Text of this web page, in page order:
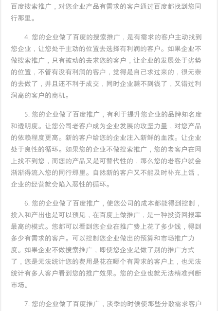
百度搜索推广，对您企业产品有需求的客户通过百度都找到您同
行那里。
4. 您的企业做了百度的搜索推广，是有需求的客户主动找到
您企业，让您处于主动的位置去选择有利润的客户。如果企业不
做搜索推广，只有被动的去求您的客户，让企业的发展处于劣势
的位置，不管有没有利润的客户，觉得是自己求过来的，很无奈
的去做了，并且还不利于成交，同时企业赚不到钱了，又错过利
润高的客户的商机。
5. 您的企业做了百度推广，有利于提升您企业的品牌知名度
和透明度。让您公司老客户成为企业发展的攻坚力量，对您产品
的依赖程度更高。新的客户给您的企业注入新鲜的血液。让企业
处于良性的循环。如果您的企业不做搜索推广，您的老客户在网
上找不到您，而您的产品又是可替代性的，那么您的老客户就会
渐渐得流入您的同行那里。自然新的客户又不能及时补充上话，
企业的经营就会陷入恶性的循环。
6. 您的企业做了百度推广，使您公司的成本都能得到控制，
投入和产出也是可以预见，在百度上做推广，是一种投资回报率
最高的模式。您都可以看到您企业在推广费上花了多少钱，得到
多少有需求的客户。可以控制您企业做出的预算和市场推广力
度。如果企业不做搜索推广，即使您企业是做了别的推广方式
了，您是无法统计您的费用是花在哪个有需求的客户上，也无法
统计有多人客户看到您的推广效果。您的企业也就无法精准判断
市场。
7. 您的企业做了百度推广，淡季的时候使那些分散需求客户